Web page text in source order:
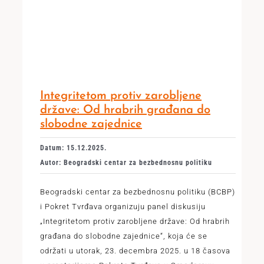
Integritetom protiv zarobljene
države: Od hrabrih građana do
slobodne zajednice
Datum: 15.12.2025.
Autor: Beogradski centar za bezbednosnu politiku
Beogradski centar za bezbednosnu politiku (BCBP)
i Pokret Tvrđava organizuju panel diskusiju
„Integritetom protiv zarobljene države: Od hrabrih
građana do slobodne zajednice“, koja će se
održati u utorak, 23. decembra 2025. u 18 časova